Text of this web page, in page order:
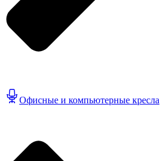
Офисные и компьютерные кресла